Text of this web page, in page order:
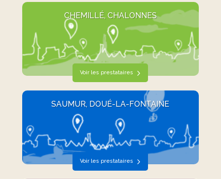
CHEMILLÉ, CHALONNES
Voir les prestataires
SAUMUR, DOUÉ-LA-FONTAINE
Voir les prestataires